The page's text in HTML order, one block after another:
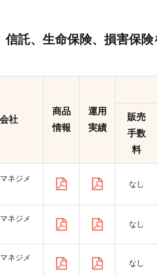
信託、生命保険、損害保険
社
商品
情報
運用
実績
販売
手数
料
ネジメ
なし
ネジメ
なし
ネジメ
なし